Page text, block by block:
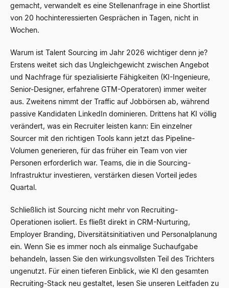
gemacht, verwandelt es eine Stellenanfrage in eine Shortlist
von 20 hochinteressierten Gesprächen in Tagen, nicht in
Wochen.
Warum ist Talent Sourcing im Jahr 2026 wichtiger denn je?
Erstens weitet sich das Ungleichgewicht zwischen Angebot
und Nachfrage für spezialisierte Fähigkeiten (KI-Ingenieure,
Senior-Designer, erfahrene GTM-Operatoren) immer weiter
aus. Zweitens nimmt der Traffic auf Jobbörsen ab, während
passive Kandidaten LinkedIn dominieren. Drittens hat KI völlig
verändert, was ein Recruiter leisten kann: Ein einzelner
Sourcer mit den richtigen Tools kann jetzt das Pipeline-
Volumen generieren, für das früher ein Team von vier
Personen erforderlich war. Teams, die in die Sourcing-
Infrastruktur investieren, verstärken diesen Vorteil jedes
Quartal.
Schließlich ist Sourcing nicht mehr von Recruiting-
Operationen isoliert. Es fließt direkt in CRM-Nurturing,
Employer Branding, Diversitätsinitiativen und Personalplanung
ein. Wenn Sie es immer noch als einmalige Suchaufgabe
behandeln, lassen Sie den wirkungsvollsten Teil des Trichters
ungenutzt. Für einen tieferen Einblick, wie KI den gesamten
Recruiting-Stack neu gestaltet, lesen Sie unseren Leitfaden zu